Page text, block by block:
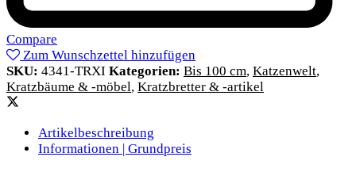
Compare
Zum Wunschzettel hinzufügen
SKU: 4341-TRXI Kategorien: Bis 100 cm, Katzenwelt,
Kratzbäume & -möbel, Kratzbretter & -artikel
Artikelbeschreibung
Informationen | Grundpreis